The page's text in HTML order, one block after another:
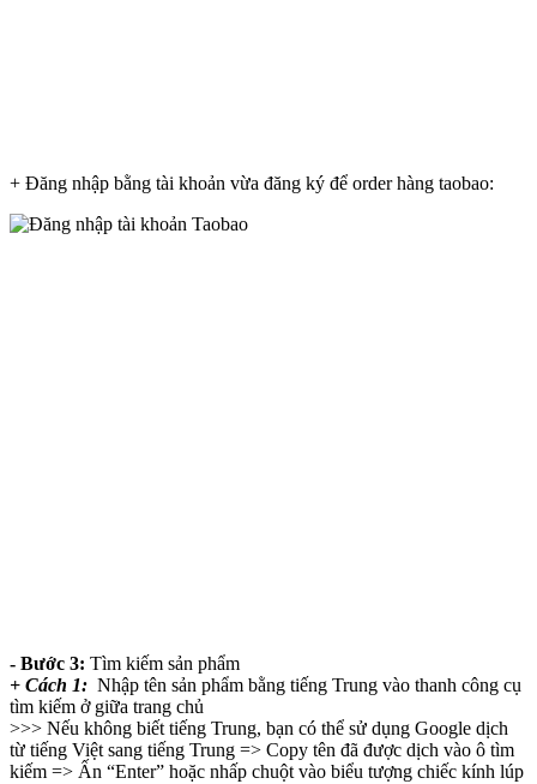
+ Đăng nhập bằng tài khoản vừa đăng ký để order hàng taobao:
- Bước 3: Tìm kiếm sản phẩm
+ Cách 1: Nhập tên sản phẩm bằng tiếng Trung vào thanh công cụ
tìm kiếm ở giữa trang chủ
>>> Nếu không biết tiếng Trung, bạn có thể sử dụng Google dịch
từ tiếng Việt sang tiếng Trung => Copy tên đã được dịch vào ô tìm
kiếm => Ấn “Enter” hoặc nhấp chuột vào biểu tượng chiếc kính lúp